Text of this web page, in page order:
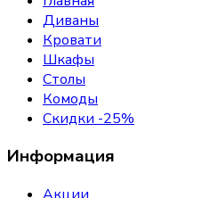
Диваны
Кровати
Шкафы
Столы
Комоды
Скидки -25%
Информация